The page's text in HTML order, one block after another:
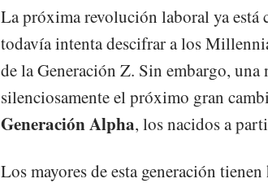
La próxima revolución laboral ya
todavía intenta descifrar a los
de la Generación Z. Sin embargo,
silenciosamente el próximo gran
Generación Alpha, los nacidos a
Los mayores de esta generación